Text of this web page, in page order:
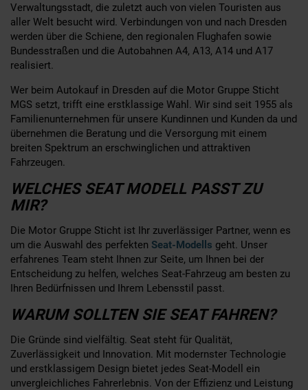
Verwaltungsstadt, die zuletzt auch von vielen Touristen aus
aller Welt besucht wird. Verbindungen von und nach Dresden
werden über die Schiene, den regionalen Flughafen sowie
Bundesstraßen und die Autobahnen A4, A13, A14 und A17
realisiert.
Wer beim Autokauf in Dresden auf die Motor Gruppe Sticht
MGS setzt, trifft eine erstklassige Wahl. Wir sind seit 1955 als
Familienunternehmen für unsere Kundinnen und Kunden da und
übernehmen die Beratung und die Versorgung mit einem
breiten Spektrum an erschwinglichen und attraktiven
Fahrzeugen.
WELCHES SEAT MODELL PASST ZU
MIR?
Die Motor Gruppe Sticht ist Ihr zuverlässiger Partner, wenn es
um die Auswahl des perfekten Seat-Modells geht. Unser
erfahrenes Team steht Ihnen zur Seite, um Ihnen bei der
Entscheidung zu helfen, welches Seat-Fahrzeug am besten zu
Ihren Bedürfnissen und Ihrem Lebensstil passt.
WARUM SOLLTEN SIE SEAT FAHREN?
Die Gründe sind vielfältig. Seat steht für Qualität,
Zuverlässigkeit und Innovation. Mit modernster Technologie
und erstklassigem Design bietet jedes Seat-Modell ein
unvergleichliches Fahrerlebnis. Von der Effizienz und Leistung